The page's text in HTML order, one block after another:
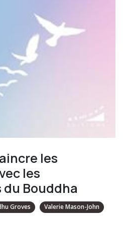
les
les
Bouddha
Groves
Valerie Mason-John